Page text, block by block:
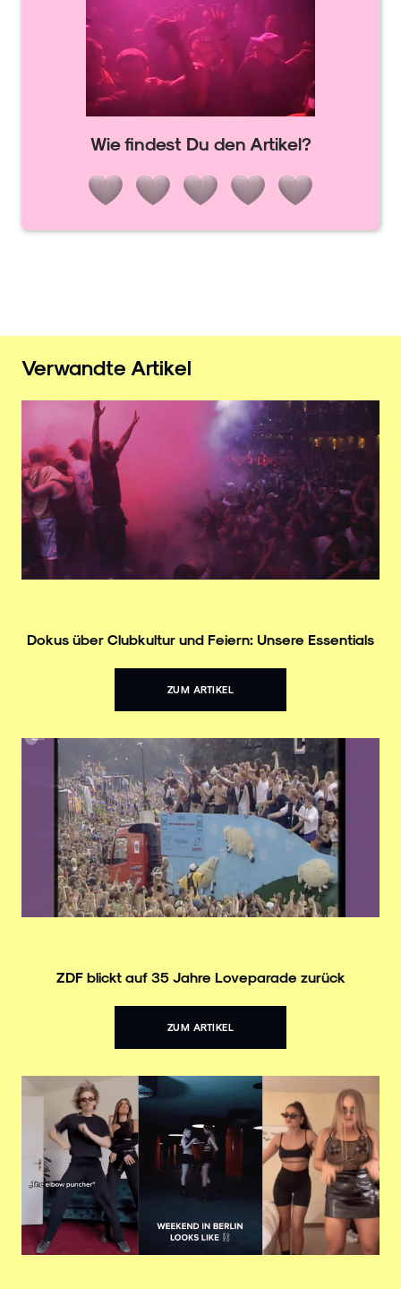
Wie findest Du den Artikel?
Verwandte Artikel
Dokus über Clubkultur und Feiern: Unsere Essentials
ZUM ARTIKEL
ZDF blickt auf 35 Jahre Loveparade zurück
ZUM ARTIKEL